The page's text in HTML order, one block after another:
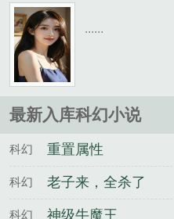
......
最新入库科幻小说
科幻 重置属性
科幻 老子来，全杀了
科幻 神级牛魔王